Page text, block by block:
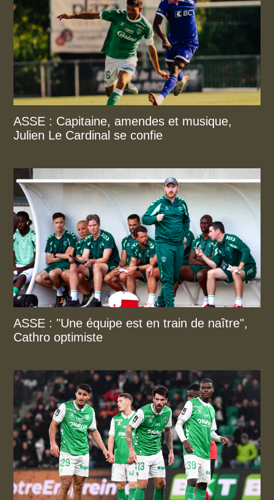
ASSE : Capitaine, amendes et musique,
Julien Le Cardinal se confie
ASSE : "Une équipe est en train de naître",
Cathro optimiste